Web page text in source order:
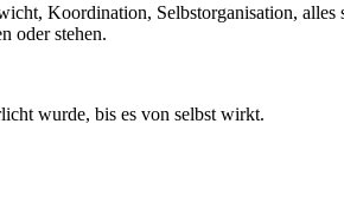
Koordination, Selbstorganisation, alles
oder stehen.
wurde, bis es von selbst wirkt.